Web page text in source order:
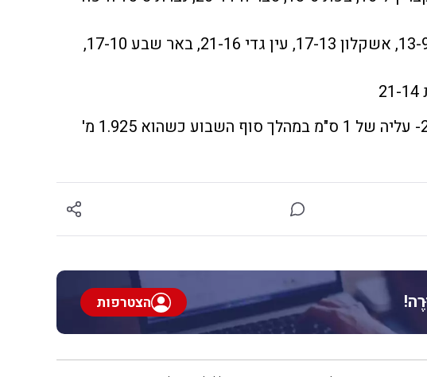
ת"א 17-12, ירושלים 13-9, אשקלון 17-13, עין גדי 21-16, באר שבע 17-10,
מפלס הכנרת 210.725- עליה של 1 ס"מ במהלך סוף השבוע כשהוא 1.925 מ'
הצטרפות